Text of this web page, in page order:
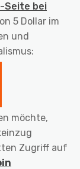
Seite bei
5 Dollar im
und
möchte,
Zugriff auf